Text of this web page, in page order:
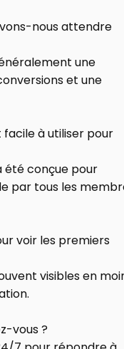
nous attendre
une
et une
à utiliser pour
été conçue pour
par tous les
voir les premiers
visibles en
vous ?